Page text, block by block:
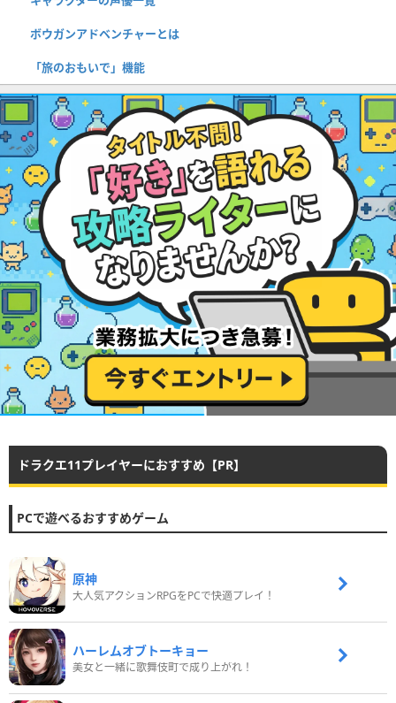
ボウガンアドベンチャーとは
「旅のおもいで」機能
ドラクエ11プレイヤーにおすすめ【PR】
PCで遊べるおすすめゲーム
原神
大人気アクションRPGをPCで快適プレイ！
ハーレムオブトーキョー
美女と一緒に歌舞伎町で成り上がれ！